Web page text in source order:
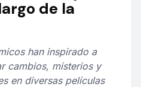
de la
han inspirado a
cambios, misterios y
en diversas películas